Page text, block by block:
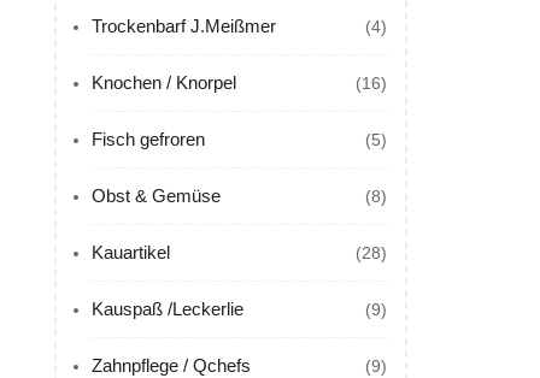
Trockenbarf J.Meißmer (4)
Knochen / Knorpel (16)
Fisch gefroren (5)
Obst & Gemüse (8)
Kauartikel (28)
Kauspaß /Leckerlie (9)
Zahnpflege / Qchefs (9)